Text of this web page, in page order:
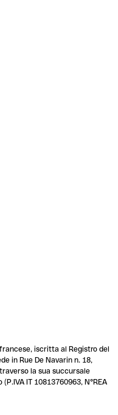
iscritta al Registro del
in Rue De Navarin n. 18,
la sua succursale
IT 10813760963, N°REA